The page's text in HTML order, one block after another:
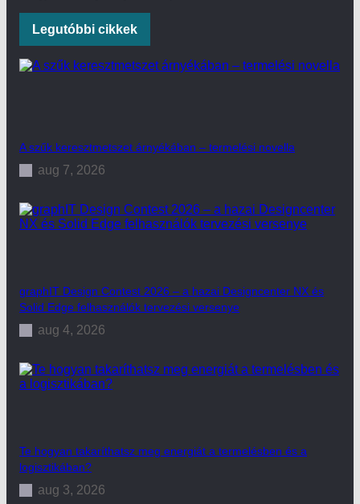
Legutóbbi cikkek
A szűk keresztmetszet árnyékában – termelési novella
aug 7, 2026
graphIT Design Contest 2026 – a hazai Designcenter NX és
Solid Edge felhasználók tervezési versenye
aug 4, 2026
Te hogyan takaríthatsz meg energiát a termelésben és a
logisztikában?
aug 3, 2026